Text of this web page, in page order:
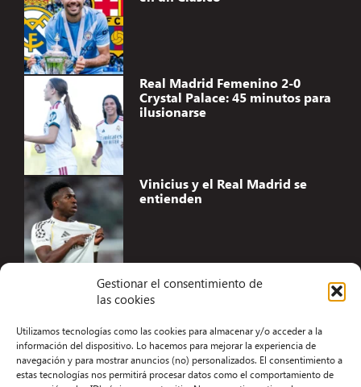
Gestionar el consentimiento de
las cookies
Utilizamos tecnologías como las cookies para almacenar y/o acceder a la
información del dispositivo. Lo hacemos para mejorar la experiencia de
navegación y para mostrar anuncios (no) personalizados. El consentimiento a
estas tecnologías nos permitirá procesar datos como el comportamiento de
Real Madrid Femenino 2-0
Crystal Palace: 45 minutos para
ilusionarse
Vinicius y el Real Madrid se
entienden
Aviso Legal
Términos y condiciones